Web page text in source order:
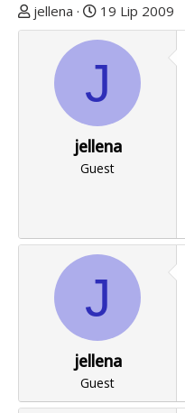
T
e
jellena
D
a
u
m
r
v
o
s
a
19 Lip 2009
J
jellena
Guest
J
jellena
Guest